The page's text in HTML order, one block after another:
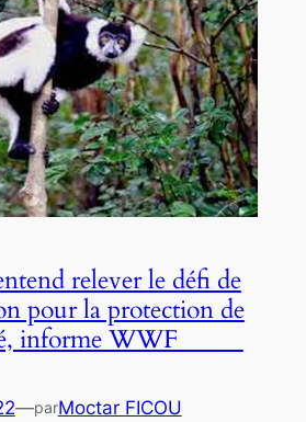
relever le défi de
pour la protection de
informe WWF
—parMoctar FICOU